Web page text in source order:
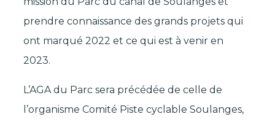
prendre connaissance des grands projets qui
ont marqué 2022 et ce qui est à venir en
2023.
L’AGA du Parc sera précédée de celle de
l’organisme Comité Piste cyclable Soulanges,